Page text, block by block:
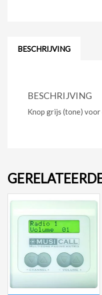
BESCHRIJVING
BESCHRIJVING
Knop grijs (tone) voor